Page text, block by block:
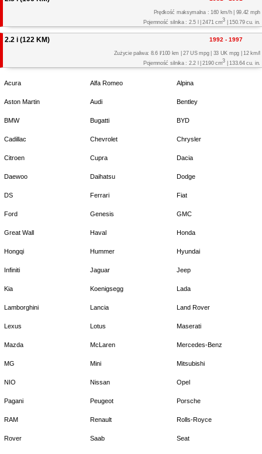
Prędkość maksymalna : 160 km/h | 99.42 mph
Pojemność silnika : 2.5 l | 2471 cm3 | 150.79 cu. in.
2.2 i (122 KM) 1992 - 1997
Zużycie paliwa: 8.6 l/100 km | 27 US mpg | 33 UK mpg | 12 km/l
Pojemność silnika : 2.2 l | 2190 cm3 | 133.64 cu. in.
Acura Alfa Romeo Alpina
Aston Martin Audi Bentley
BMW Bugatti BYD
Cadillac Chevrolet Chrysler
Citroen Cupra Dacia
Daewoo Daihatsu Dodge
DS Ferrari Fiat
Ford Genesis GMC
Great Wall Haval Honda
Hongqi Hummer Hyundai
Infiniti Jaguar Jeep
Kia Koenigsegg Lada
Lamborghini Lancia Land Rover
Lexus Lotus Maserati
Mazda McLaren Mercedes-Benz
MG Mini Mitsubishi
NIO Nissan Opel
Pagani Peugeot Porsche
RAM Renault Rolls-Royce
Rover Saab Seat